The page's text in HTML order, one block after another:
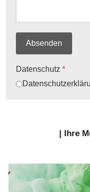
Absenden
Datenschutz *
| Ihre